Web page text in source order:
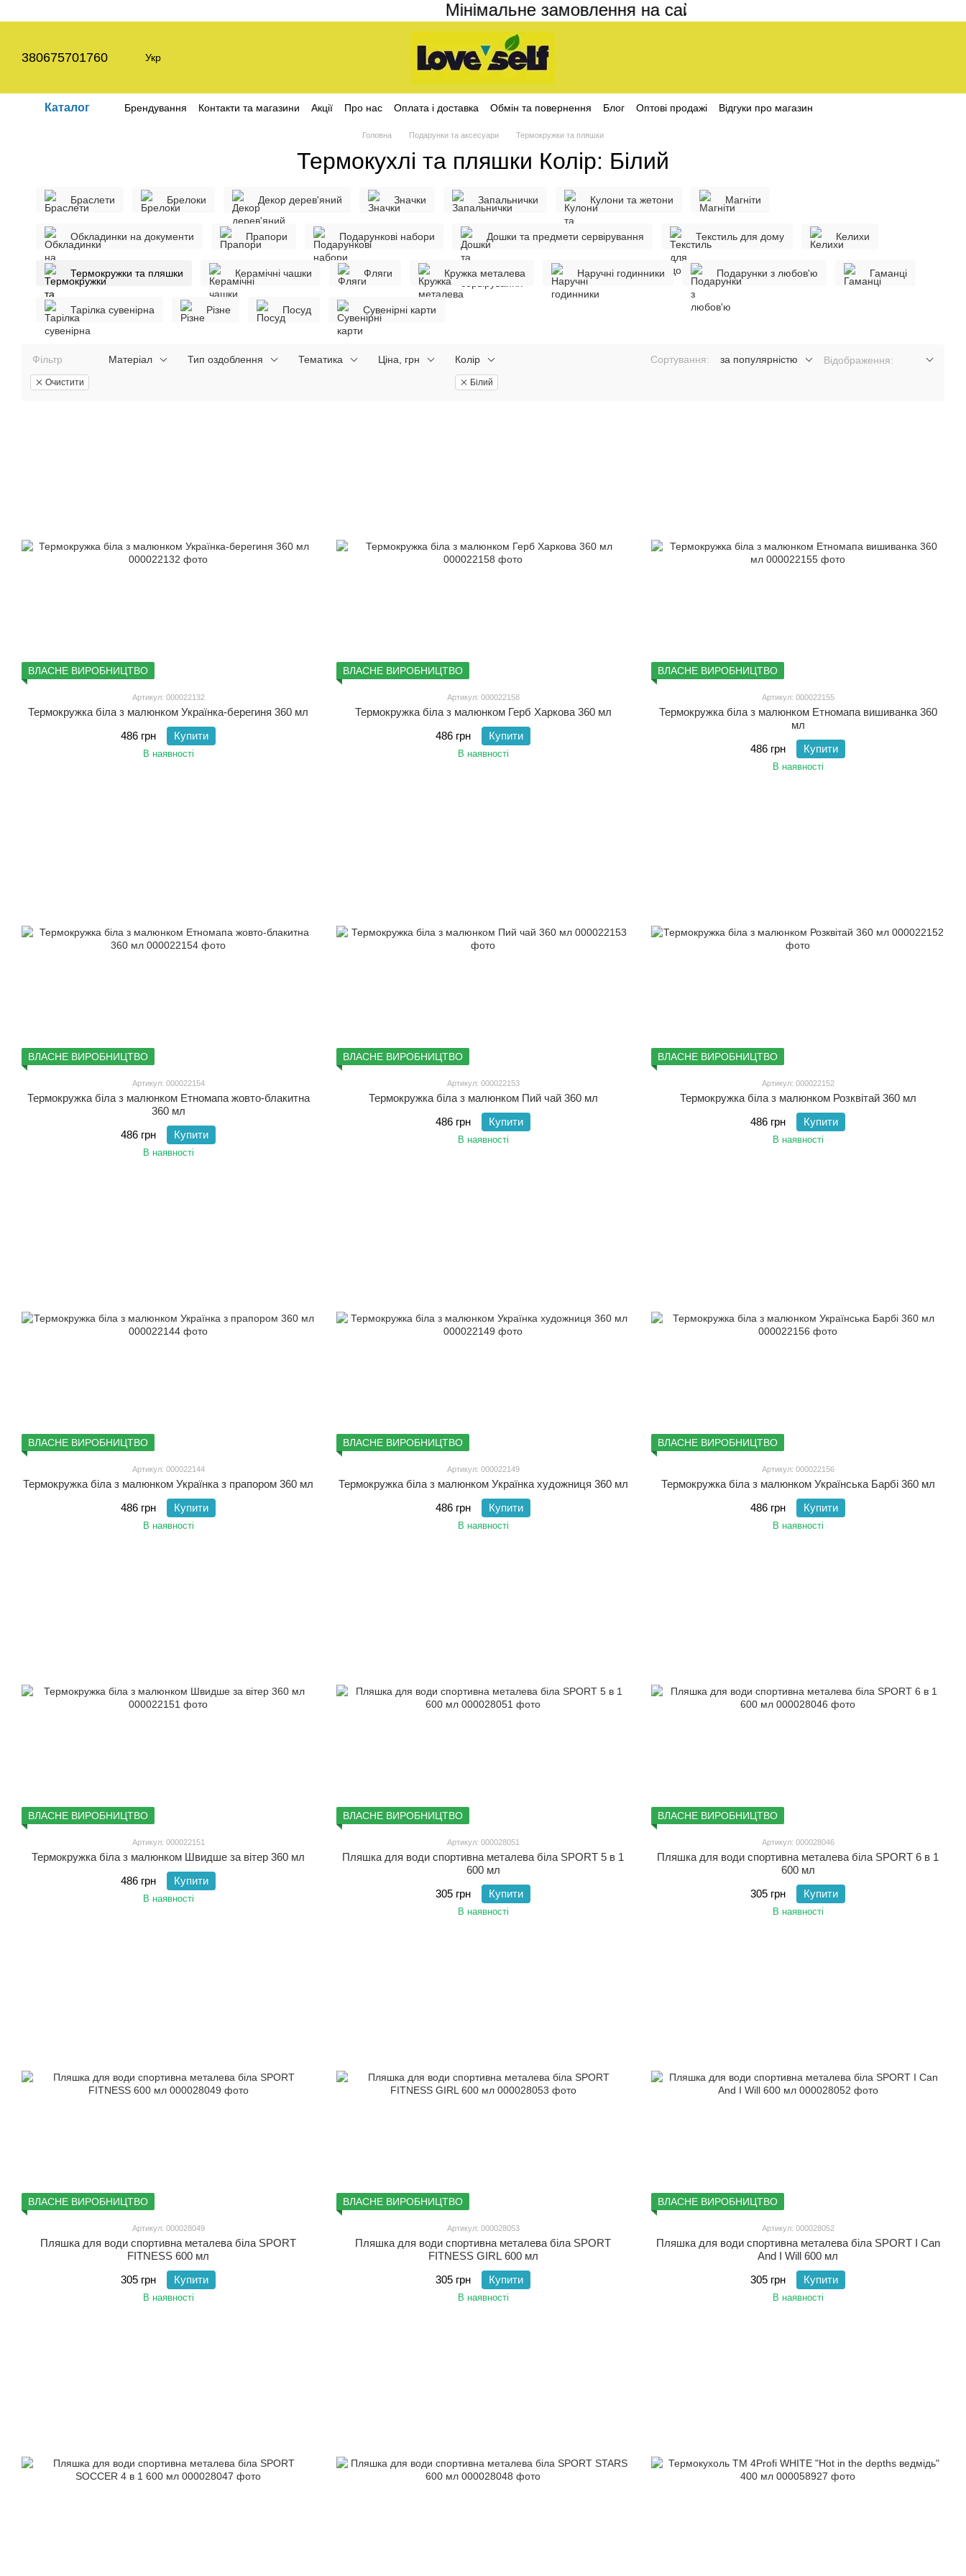
Мінімальне замовлення на сайті становить 200 грн
380675701760 Укр
Каталог Брендування Контакти та магазини Акції Про нас Оплата і доставка Обмін та повернення Блог Оптові продажі
Відгуки про магазин
Головна Подарунки та аксесуари Термокружки та пляшки
Термокухлі та пляшки Колір: Білий
Браслети Брелоки Декор дерев'яний Значки Запальнички Кулони та жетони Магніти
Обкладинки на документи Прапори Подарункові набори Дошки та предмети сервірування Текстиль для дому Келихи
Термокружки та пляшки Керамічні чашки Фляги Кружка металева Наручні годинники Подарунки з любов'ю Гаманці
Тарілка сувенірна Різне Посуд Сувенірні карти
Фільтр
Очистити
Матеріал Тип оздоблення Тематика Ціна, грн Колір
Білий
Сортування: за популярністю Відображення:
ВЛАСНЕ ВИРОБНИЦТВО
Артикул: 000022132
Термокружка біла з малюнком Українка-берегиня 360 мл
486 грн
Купити
В наявності
ВЛАСНЕ ВИРОБНИЦТВО
Артикул: 000022158
Термокружка біла з малюнком Герб Харкова 360 мл
486 грн
Купити
В наявності
ВЛАСНЕ ВИРОБНИЦТВО
Артикул: 000022155
Термокружка біла з малюнком Етномапа вишиванка 360
мл
486 грн
Купити
В наявності
ВЛАСНЕ ВИРОБНИЦТВО
Артикул: 000022154
Термокружка біла з малюнком Етномапа жовто-блакитна
360 мл
486 грн
Купити
В наявності
ВЛАСНЕ ВИРОБНИЦТВО
Артикул: 000022153
Термокружка біла з малюнком Пий чай 360 мл
486 грн
Купити
В наявності
ВЛАСНЕ ВИРОБНИЦТВО
Артикул: 000022152
Термокружка біла з малюнком Розквітай 360 мл
486 грн
Купити
В наявності
ВЛАСНЕ ВИРОБНИЦТВО
Артикул: 000022144
Термокружка біла з малюнком Українка з прапором 360 мл
486 грн
Купити
В наявності
ВЛАСНЕ ВИРОБНИЦТВО
Артикул: 000022149
Термокружка біла з малюнком Українка художниця 360 мл
486 грн
Купити
В наявності
ВЛАСНЕ ВИРОБНИЦТВО
Артикул: 000022156
Термокружка біла з малюнком Українська Барбі 360 мл
486 грн
Купити
В наявності
ВЛАСНЕ ВИРОБНИЦТВО
Артикул: 000022151
Термокружка біла з малюнком Швидше за вітер 360 мл
486 грн
Купити
В наявності
ВЛАСНЕ ВИРОБНИЦТВО
Артикул: 000028051
Пляшка для води спортивна металева біла SPORT 5 в 1
600 мл
305 грн
Купити
В наявності
ВЛАСНЕ ВИРОБНИЦТВО
Артикул: 000028046
Пляшка для води спортивна металева біла SPORT 6 в 1
600 мл
305 грн
Купити
В наявності
ВЛАСНЕ ВИРОБНИЦТВО
Артикул: 000028049
Пляшка для води спортивна металева біла SPORT
FITNESS 600 мл
305 грн
Купити
В наявності
ВЛАСНЕ ВИРОБНИЦТВО
Артикул: 000028053
Пляшка для води спортивна металева біла SPORT
FITNESS GIRL 600 мл
305 грн
Купити
В наявності
ВЛАСНЕ ВИРОБНИЦТВО
Артикул: 000028052
Пляшка для води спортивна металева біла SPORT I Can
And I Will 600 мл
305 грн
Купити
В наявності